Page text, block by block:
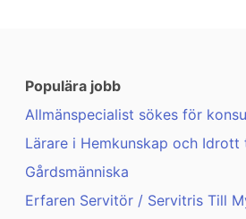
Populära jobb
Allmänspecialist sökes för
Lärare i Hemkunskap och Idrott
Gårdsmänniska
Erfaren Servitör / Servitris Till